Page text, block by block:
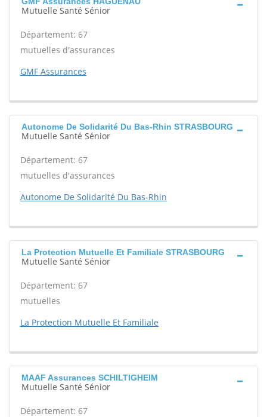
Mutuelle Santé Sénior
Département: 67
mutuelles d'assurances
GMF Assurances
Autonome De Solidarité Du Bas-Rhin STRASBOURG
Mutuelle Santé Sénior
Département: 67
mutuelles d'assurances
Autonome De Solidarité Du Bas-Rhin
La Protection Mutuelle Et Familiale STRASBOURG
Mutuelle Santé Sénior
Département: 67
mutuelles
La Protection Mutuelle Et Familiale
MAAF Assurances SCHILTIGHEIM
Mutuelle Santé Sénior
Département: 67